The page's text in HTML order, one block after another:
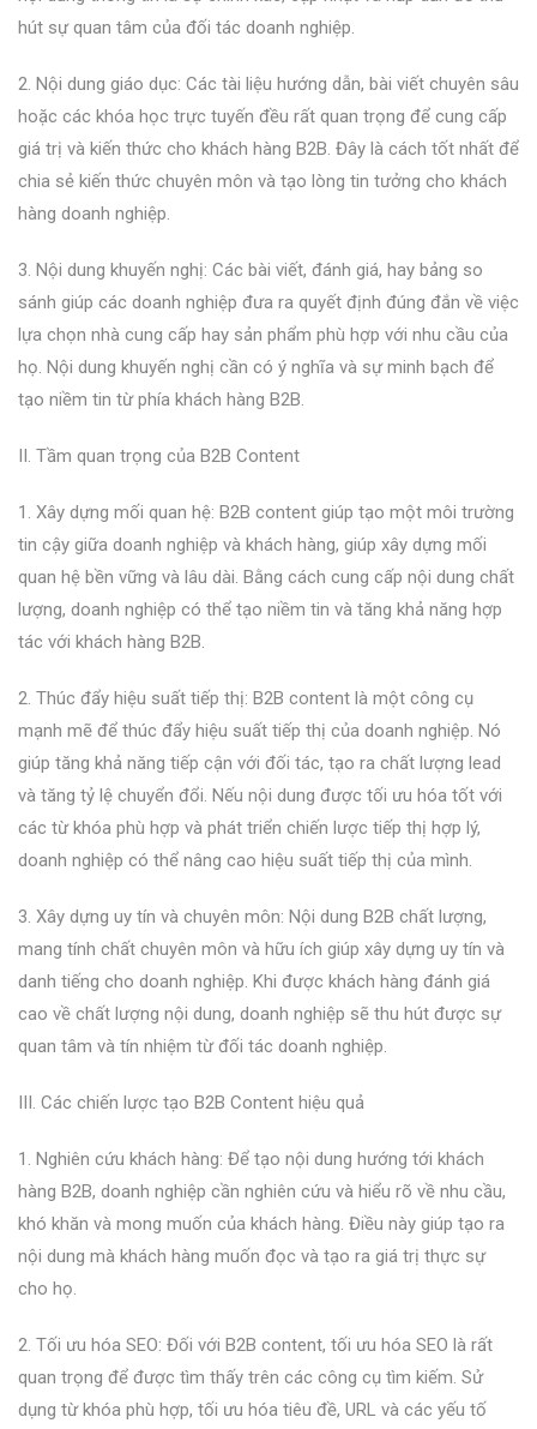
hút sự quan tâm của đối tác doanh nghiệp.
2. Nội dung giáo dục: Các tài liệu hướng dẫn, bài viết chuyên sâu
hoặc các khóa học trực tuyến đều rất quan trọng để cung cấp
giá trị và kiến thức cho khách hàng B2B. Đây là cách tốt nhất để
chia sẻ kiến thức chuyên môn và tạo lòng tin tưởng cho khách
hàng doanh nghiệp.
3. Nội dung khuyến nghị: Các bài viết, đánh giá, hay bảng so
sánh giúp các doanh nghiệp đưa ra quyết định đúng đắn về việc
lựa chọn nhà cung cấp hay sản phẩm phù hợp với nhu cầu của
họ. Nội dung khuyến nghị cần có ý nghĩa và sự minh bạch để
tạo niềm tin từ phía khách hàng B2B.
II. Tầm quan trọng của B2B Content
1. Xây dựng mối quan hệ: B2B content giúp tạo một môi trường
tin cậy giữa doanh nghiệp và khách hàng, giúp xây dựng mối
quan hệ bền vững và lâu dài. Bằng cách cung cấp nội dung chất
lượng, doanh nghiệp có thể tạo niềm tin và tăng khả năng hợp
tác với khách hàng B2B.
2. Thúc đẩy hiệu suất tiếp thị: B2B content là một công cụ
mạnh mẽ để thúc đẩy hiệu suất tiếp thị của doanh nghiệp. Nó
giúp tăng khả năng tiếp cận với đối tác, tạo ra chất lượng lead
và tăng tỷ lệ chuyển đổi. Nếu nội dung được tối ưu hóa tốt với
các từ khóa phù hợp và phát triển chiến lược tiếp thị hợp lý,
doanh nghiệp có thể nâng cao hiệu suất tiếp thị của mình.
3. Xây dựng uy tín và chuyên môn: Nội dung B2B chất lượng,
mang tính chất chuyên môn và hữu ích giúp xây dựng uy tín và
danh tiếng cho doanh nghiệp. Khi được khách hàng đánh giá
cao về chất lượng nội dung, doanh nghiệp sẽ thu hút được sự
quan tâm và tín nhiệm từ đối tác doanh nghiệp.
III. Các chiến lược tạo B2B Content hiệu quả
1. Nghiên cứu khách hàng: Để tạo nội dung hướng tới khách
hàng B2B, doanh nghiệp cần nghiên cứu và hiểu rõ về nhu cầu,
khó khăn và mong muốn của khách hàng. Điều này giúp tạo ra
nội dung mà khách hàng muốn đọc và tạo ra giá trị thực sự
cho họ.
2. Tối ưu hóa SEO: Đối với B2B content, tối ưu hóa SEO là rất
quan trọng để được tìm thấy trên các công cụ tìm kiếm. Sử
dụng từ khóa phù hợp, tối ưu hóa tiêu đề, URL và các yếu tố